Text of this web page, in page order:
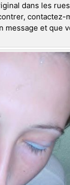
dans les
contactez-
message et que